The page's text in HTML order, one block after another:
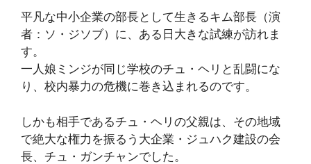
平凡な中小企業の部長として生きるキム部長（演
者：ソ・ジソブ）に、ある日大きな試練が訪れま
す。
一人娘ミンジが同じ学校のチュ・ヘリと乱闘にな
り、校内暴力の危機に巻き込まれるのです。
しかも相手であるチュ・ヘリの父親は、その地域
で絶大な権力を振るう大企業・ジュハク建設の会
長、チュ・ガンチャンでした。